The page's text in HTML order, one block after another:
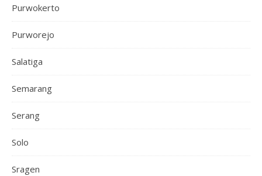
Purwokerto
Purworejo
Salatiga
Semarang
Serang
Solo
Sragen